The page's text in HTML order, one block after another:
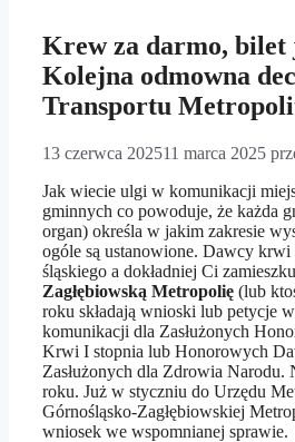
Krew za darmo, bilet
Kolejna odmowna
Transportu
13 czerwca 202511 marca 2025
Jak wiecie ulgi w komunikacji
gminnych co powoduje, że każda
organ) określa w jakim zakresie
ogóle są ustanowione. Dawcy
śląskiego a dokładniej Ci
Zagłębiowską Metropolię (lub
roku składają wnioski lub petycje
komunikacji dla Zasłużonych
Krwi I stopnia lub Honorowych
Zasłużonych dla Zdrowia Narodu.
roku. Już w styczniu do Urzędu
Górnośląsko-Zagłębiowskiej
wniosek we wspomnianej sprawie.